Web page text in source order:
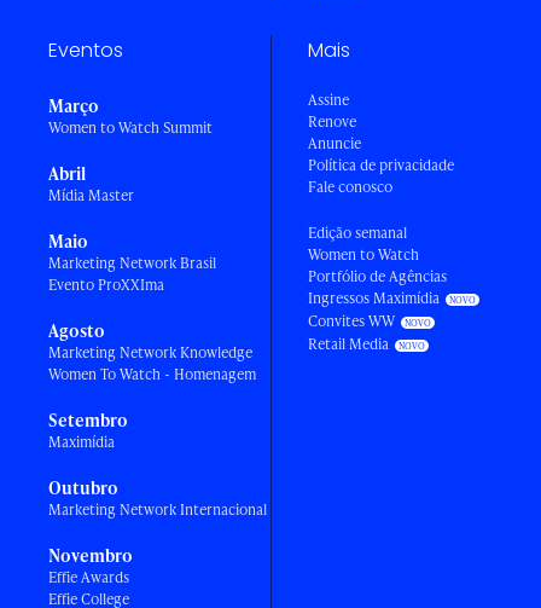
Eventos
Março
Women to Watch Summit
Abril
Mídia Master
Maio
Marketing Network Brasil
Evento ProXXIma
Agosto
Marketing Network Knowledge
Women To Watch - Homenagem
Setembro
Maximídia
Outubro
Marketing Network Internacional
Novembro
Effie Awards
Effie College
Mais
Assine
Renove
Anuncie
Política de privacidade
Fale conosco
Edição semanal
Women to Watch
Portfólio de Agências
Ingressos Maximídia
Convites WW
Retail Media